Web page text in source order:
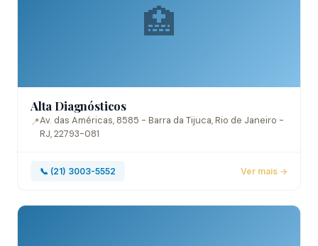
🏥
Alta Diagnósticos
📍Av. das Américas, 8585 - Barra da Tijuca, Rio de Janeiro -
RJ, 22793-081
📞 (21) 3003-5552 Ver mais →